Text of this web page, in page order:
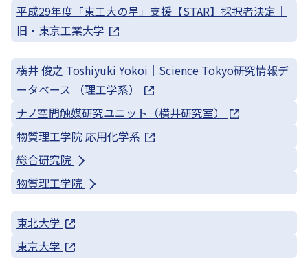
平成29年度「東工大の星」支援【STAR】採択者決定｜
旧・東京工業大学
横井 俊之 Toshiyuki Yokoi｜Science Tokyo研究情報デ
ータベース （理工学系）
ナノ空間触媒研究ユニット（横井研究室）
物質理工学院 応用化学系
総合研究院
物質理工学院
東北大学
東京大学